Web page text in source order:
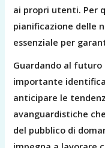
ai propri utenti. Per
pianificazione delle
essenziale per
Guardando al
importante
anticipare le
avanguardistiche
del pubblico di